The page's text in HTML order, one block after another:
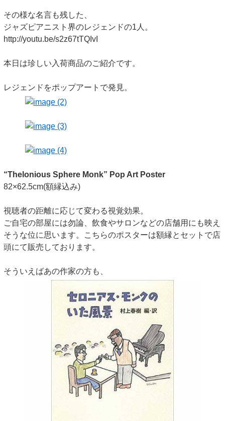
その様な名言も残した、
ジャズピアニスト界のレジェンドの1人。
http://youtu.be/s2z67tTQIvI
本日は珍しい入荷商品のご紹介です。
レジェンドをポップアートで発見。
“Thelonious Sphere Monk” Pop Art Poster
82×62.5cm(額縁込み)
視聴者の距離に応じて変わる視覚効果。
ご自宅の部屋には勿論、飲食やサロンなどの店舗用にも映え
そうな位に思います。こちらのポスターは額縁とセットで店
頭にて販売しております。
そういえばあの作家の方も、